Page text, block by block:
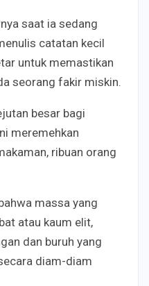
saat ia sedang
catatan kecil
untuk memastikan
seorang fakir miskin.
besar bagi
meremehkan
ribuan orang
massa yang
atau kaum elit,
dan buruh yang
diam-diam